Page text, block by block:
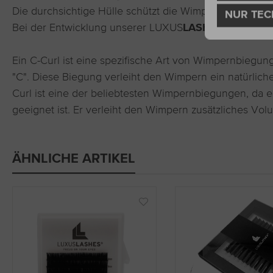
Die durchsichtige Hülle schützt die Wimpern vor
Bei der Entwicklung unserer LUXUS LASHES®
Ein C-Curl ist eine spezifische Art von
"C". Diese Biegung verleiht den Wimpern ein
Curl ist eine der beliebtesten Wimpernbiegungen, da
geeignet ist. Er verleiht den Wimpern zusätzliches
ÄHNLICHE ARTIKEL
NUR